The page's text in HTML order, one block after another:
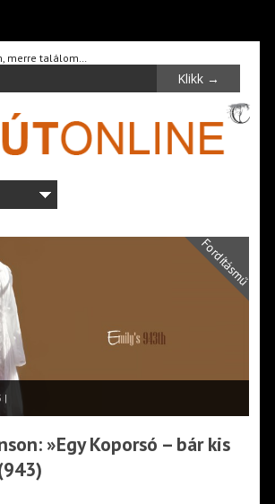
merre találom…
Fordításmű
|
»Egy Koporsó – bár kis